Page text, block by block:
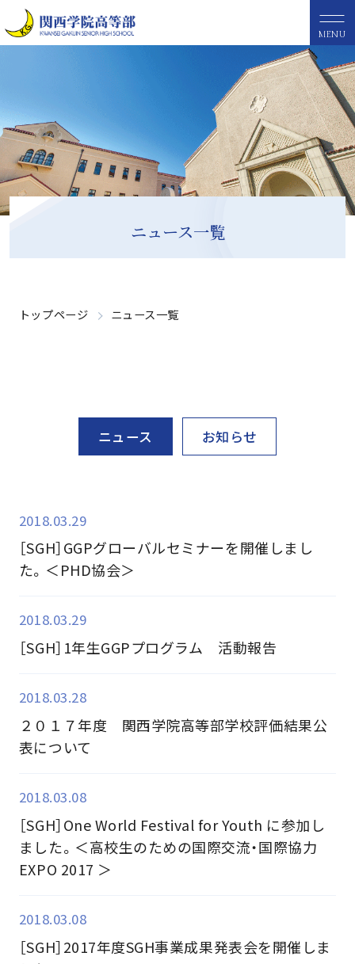
MENU
ニュース一覧
トップページ ニュース一覧
ニュース お知らせ
2018.03.29
［SGH］GGPグローバルセミナーを開催しまし
た。＜PHD協会＞
2018.03.29
［SGH］1年生GGPプログラム 活動報告
2018.03.28
２０１７年度 関西学院高等部学校評価結果公
表について
2018.03.08
［SGH］One World Festival for Youth に参加し
ました。＜高校生のための国際交流・国際協力
EXPO 2017 ＞
2018.03.08
［SGH］2017年度SGH事業成果発表会を開催しま